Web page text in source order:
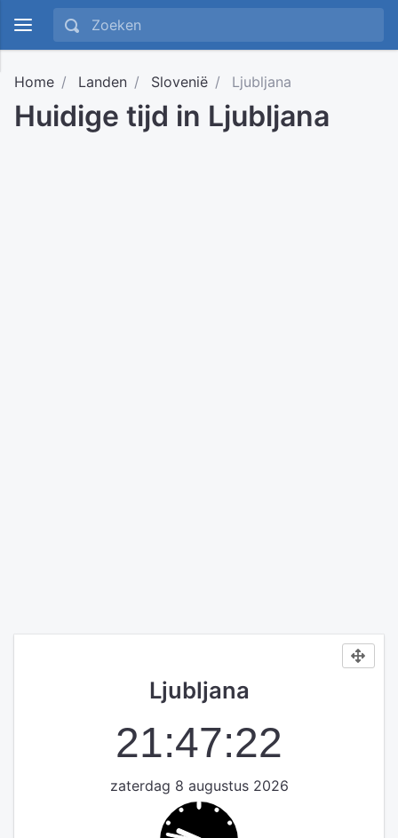
Home Landen Slovenië Ljubljana
Huidige tijd in Ljubljana
Ljubljana
21:47:22
zaterdag 8 augustus 2026